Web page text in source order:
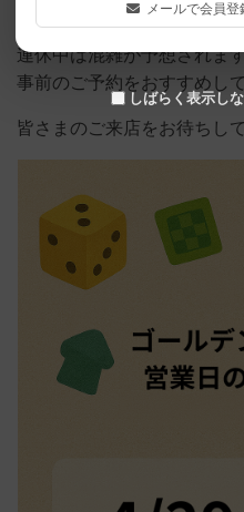
連休中は混雑が予想されま
事前のご予約をおすすめし
皆さまのご来店をお待ちし
メールで会員登
しばらく表示し